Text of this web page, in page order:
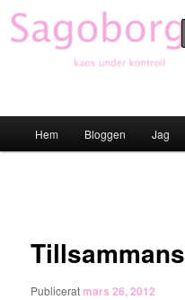
Hoppa
till
primärt
Hem Bloggen Jag
Tillsammans
Publicerat mars 26, 2012